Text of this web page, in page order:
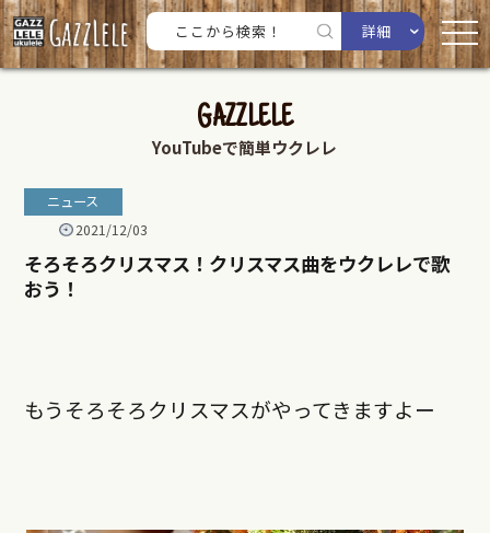
詳細
GAZZLELE
YouTubeで簡単ウクレレ
ニュース
2021/12/03
そろそろクリスマス！クリスマス曲をウクレレで歌
おう！
もうそろそろクリスマスがやってきますよー